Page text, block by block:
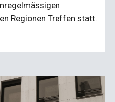
Regionen Treffen statt.